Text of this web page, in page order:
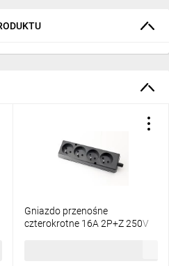
Gniazdo przenośne
czterokrotne 16A 2P+Z 250V